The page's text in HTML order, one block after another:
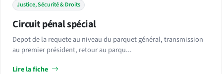
Justice, Sécurité & Droits
Circuit pénal spécial
Depot de la requete au niveau du parquet général, transmission
au premier président, retour au parqu...
Lire la fiche